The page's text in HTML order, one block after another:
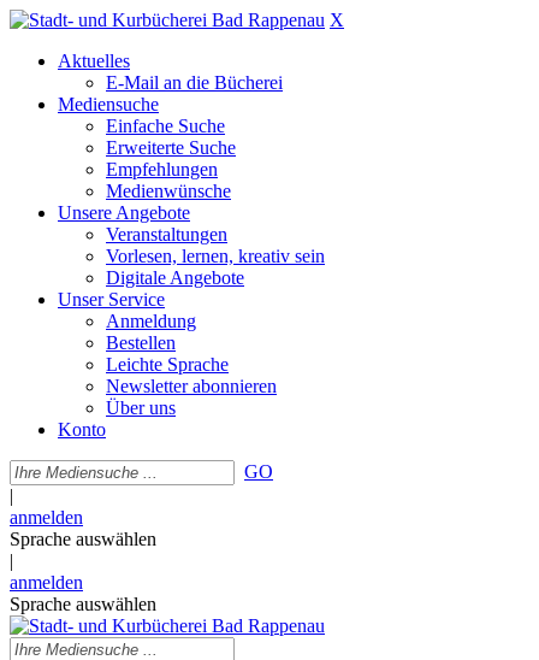
X
Aktuelles
E-Mail an die Bücherei
Mediensuche
Einfache Suche
Erweiterte Suche
Empfehlungen
Medienwünsche
Unsere Angebote
Veranstaltungen
Vorlesen, lernen, kreativ sein
Digitale Angebote
Unser Service
Anmeldung
Bestellen
Leichte Sprache
Newsletter abonnieren
Über uns
Konto
GO
|
anmelden
Sprache auswählen
|
anmelden
Sprache auswählen